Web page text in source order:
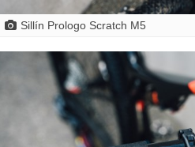
Sillín Prologo Scratch M5